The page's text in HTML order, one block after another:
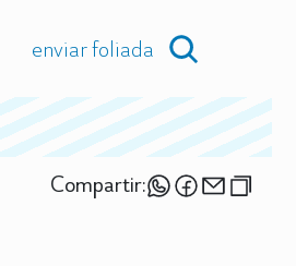
enviar foliada
Compartir: